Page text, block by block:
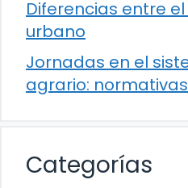
Diferencias entre
urbano
Jornadas en el
agrario:
Categorías